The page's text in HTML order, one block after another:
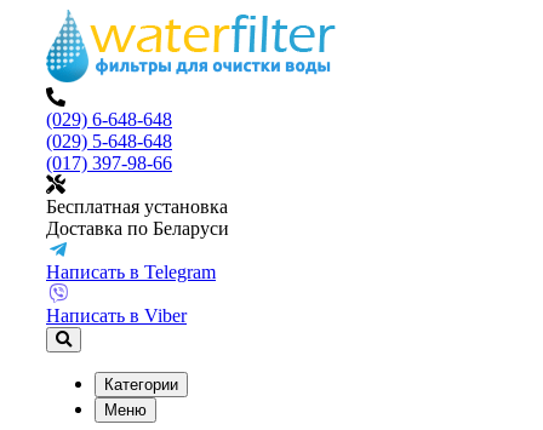
(029) 6-648-648
(029) 5-648-648
(017) 397-98-66
Бесплатная установка
Доставка по Беларуси
Написать в Telegram
Написать в Viber
Категории
Меню